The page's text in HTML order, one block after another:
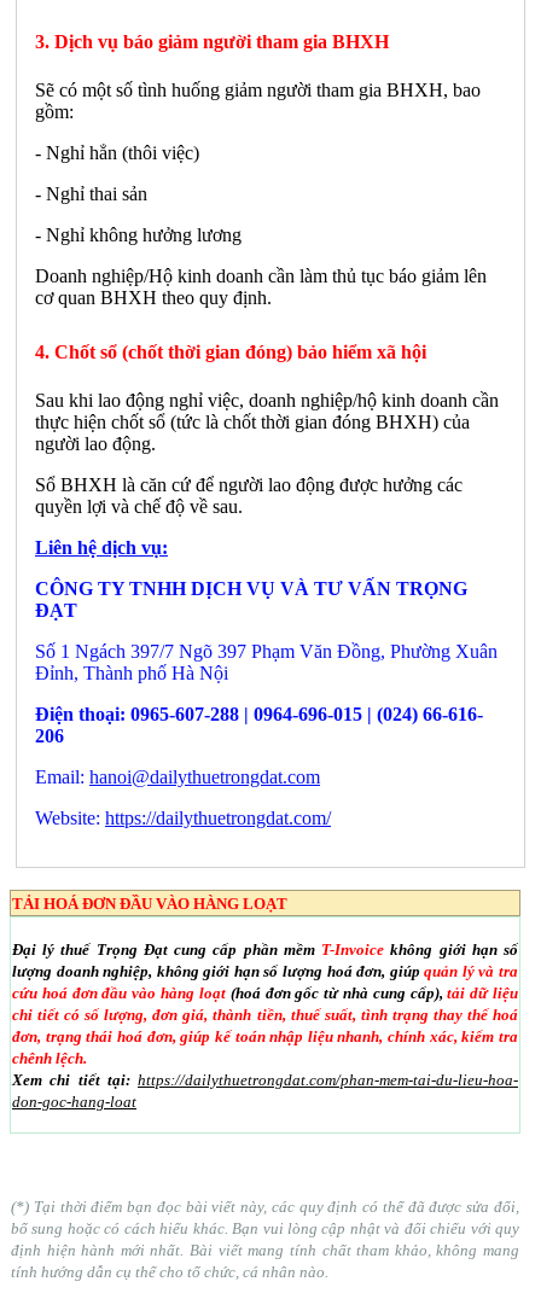
3. Dịch vụ báo giảm người tham gia BHXH
Sẽ có một số tình huống giảm người tham gia BHXH, bao
gồm:
- Nghỉ hẳn (thôi việc)
- Nghỉ thai sản
- Nghỉ không hưởng lương
Doanh nghiệp/Hộ kinh doanh cần làm thủ tục báo giảm lên
cơ quan BHXH theo quy định.
4. Chốt sổ (chốt thời gian đóng) bảo hiểm xã hội
Sau khi lao động nghỉ việc, doanh nghiệp/hộ kinh doanh cần
thực hiện chốt sổ (tức là chốt thời gian đóng BHXH) của
người lao động.
Sổ BHXH là căn cứ để người lao động được hưởng các
quyền lợi và chế độ về sau.
Liên hệ dịch vụ:
CÔNG TY TNHH DỊCH VỤ VÀ TƯ VẤN TRỌNG
ĐẠT
Số 1 Ngách 397/7 Ngõ 397 Phạm Văn Đồng, Phường Xuân
Đỉnh, Thành phố Hà Nội
Điện thoại: 0965-607-288 | 0964-696-015 | (024) 66-616-
206
Email: hanoi@dailythuetrongdat.com
Website: https://dailythuetrongdat.com/
TẢI HOÁ ĐƠN ĐẦU VÀO HÀNG LOẠT
Đại lý thuế Trọng Đạt cung cấp phần mềm T-Invoice không giới hạn số
lượng doanh nghiệp, không giới hạn số lượng hoá đơn, giúpquản lý và tra
cứu hoá đơn đầu vào hàng loạt(hoá đơn gốc từ nhà cung cấp),tải dữ liệu
chi tiết có số lượng, đơn giá, thành tiền, thuế suất, tình trạng thay thế hoá
đơn, trạng thái hoá đơn, giúp kế toán nhập liệu nhanh, chính xác, kiểm tra
chênh lệch.
Xem chi tiết tại: https://dailythuetrongdat.com/phan-mem-tai-du-lieu-hoa-
don-goc-hang-loat
(*) Tại thời điểm bạn đọc bài viết này, các quy định có thể đã được sửa đổi,
bổ sung hoặc có cách hiểu khác. Bạn vui lòng cập nhật và đối chiếu với quy
định hiện hành mới nhất. Bài viết mang tính chất tham khảo, không mang
tính hướng dẫn cụ thể cho tổ chức, cá nhân nào.